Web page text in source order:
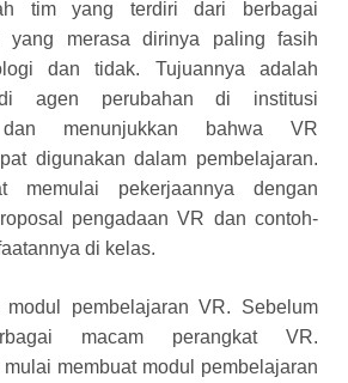
tim yang terdiri dari berbagai
yang merasa dirinya paling fasih
dan tidak. Tujuannya adalah
agen perubahan di institusi
dan menunjukkan bahwa VR
digunakan dalam pembelajaran.
memulai pekerjaannya dengan
pengadaan VR dan contoh-
di kelas.
modul pembelajaran VR. Sebelum
macam perangkat VR.
membuat modul pembelajaran